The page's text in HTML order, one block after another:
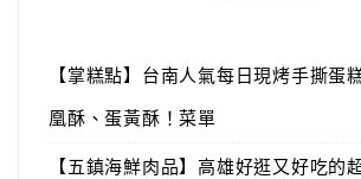
【掌糕點】台南人氣每日現烤手撕蛋
凰酥、蛋黃酥！菜單
【五鎮海鮮肉品】高雄好逛又好吃的